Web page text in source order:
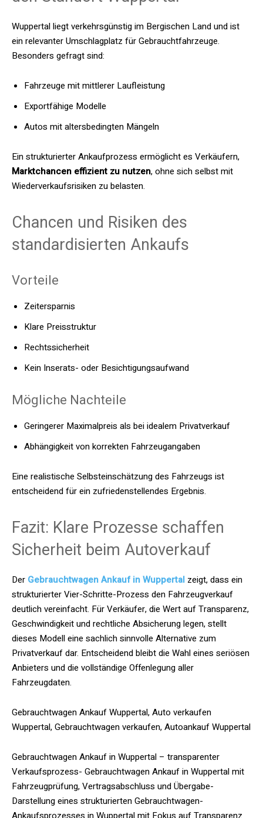
Wuppertal liegt verkehrsgünstig im Bergischen Land und ist
ein relevanter Umschlagplatz für Gebrauchtfahrzeuge.
Besonders gefragt sind:
Fahrzeuge mit mittlerer Laufleistung
Exportfähige Modelle
Autos mit altersbedingten Mängeln
Ein strukturierter Ankaufprozess ermöglicht es Verkäufern,
Marktchancen effizient zu nutzen, ohne sich selbst mit
Wiederverkaufsrisiken zu belasten.
Chancen und Risiken des
standardisierten Ankaufs
Vorteile
Zeitersparnis
Klare Preisstruktur
Rechtssicherheit
Kein Inserats- oder Besichtigungsaufwand
Mögliche Nachteile
Geringerer Maximalpreis als bei idealem Privatverkauf
Abhängigkeit von korrekten Fahrzeugangaben
Eine realistische Selbsteinschätzung des Fahrzeugs ist
entscheidend für ein zufriedenstellendes Ergebnis.
Fazit: Klare Prozesse schaffen
Sicherheit beim Autoverkauf
Der Gebrauchtwagen Ankauf in Wuppertal zeigt, dass ein
strukturierter Vier-Schritte-Prozess den Fahrzeugverkauf
deutlich vereinfacht. Für Verkäufer, die Wert auf Transparenz,
Geschwindigkeit und rechtliche Absicherung legen, stellt
dieses Modell eine sachlich sinnvolle Alternative zum
Privatverkauf dar. Entscheidend bleibt die Wahl eines seriösen
Anbieters und die vollständige Offenlegung aller
Fahrzeugdaten.
Gebrauchtwagen Ankauf Wuppertal, Auto verkaufen
Wuppertal, Gebrauchtwagen verkaufen, Autoankauf Wuppertal
Gebrauchtwagen Ankauf in Wuppertal – transparenter
Verkaufsprozess- Gebrauchtwagen Ankauf in Wuppertal mit
Fahrzeugprüfung, Vertragsabschluss und Übergabe-
Darstellung eines strukturierten Gebrauchtwagen-